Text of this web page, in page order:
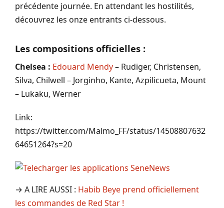
précédente journée. En attendant les hostilités,
découvrez les onze entrants ci-dessous.
Les compositions officielles :
Chelsea : Edouard Mendy– Rudiger, Christensen,
Silva, Chilwell – Jorginho, Kante, Azpilicueta, Mount
– Lukaku, Werner
Link:
https://twitter.com/Malmo_FF/status/14508807632
64651264?s=20
→ A LIRE AUSSI : Habib Beye prend officiellement
les commandes de Red Star !